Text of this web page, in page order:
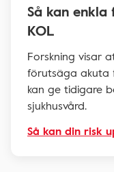
Så kan
KOL
Forskning visar
förutsäga akuta
kan ge tidigare
sjukhusvård.
Så kan din risk